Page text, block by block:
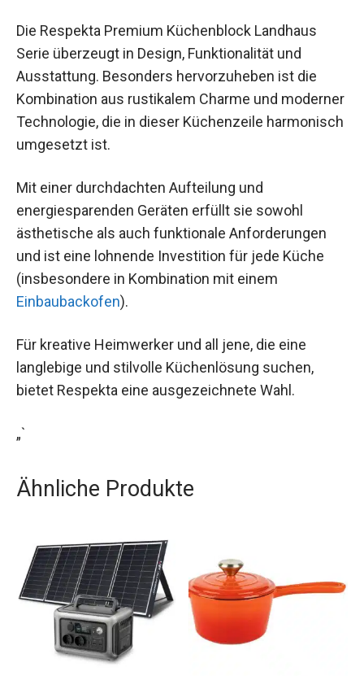
Die Respekta Premium Küchenblock Landhaus
Serie überzeugt in Design, Funktionalität und
Ausstattung. Besonders hervorzuheben ist die
Kombination aus rustikalem Charme und moderner
Technologie, die in dieser Küchenzeile harmonisch
umgesetzt ist.
Mit einer durchdachten Aufteilung und
energiesparenden Geräten erfüllt sie sowohl
ästhetische als auch funktionale Anforderungen
und ist eine lohnende Investition für jede Küche
(insbesondere in Kombination mit einem
Einbaubackofen).
Für kreative Heimwerker und all jene, die eine
langlebige und stilvolle Küchenlösung suchen,
bietet Respekta eine ausgezeichnete Wahl.
„`
Ähnliche Produkte